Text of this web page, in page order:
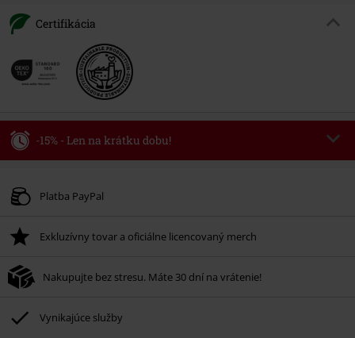
Certifikácia
-15% - Len na krátku dobu!
Platí len pre 8/6/26 od 16:00 do 23:59 hod.
Po zadaní kódu v košíku, sa zľava uplatní automaticky.
Nemožno kombinovať s inými akciovými kódmi. Zľava sa nevzťahuje na:
knihy, médiá, vstupenky, Rammstein, (Till) Lindemann, Böhse Onkelz,
ktorých kúpou podporíte nadáciu.
Platba PayPal
Exkluzívny tovar a oficiálne licencovaný merch
Nakupujte bez stresu. Máte 30 dní na vrátenie!
Vynikajúce služby